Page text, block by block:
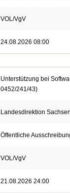
VOL/VgV
24.08.2026 08:00
Unterstützung bei
0452/241/43)
Landesdirektion
Öffentliche
VOL/VgV
21.08.2026 24:00